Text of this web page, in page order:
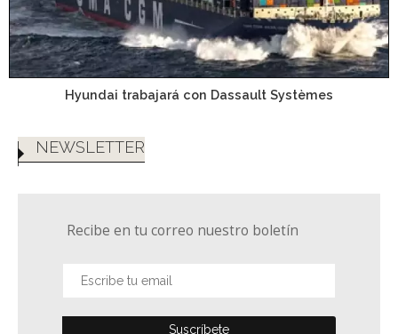
Hyundai trabajará con Dassault Systèmes
NEWSLETTER
Recibe en tu correo nuestro boletín